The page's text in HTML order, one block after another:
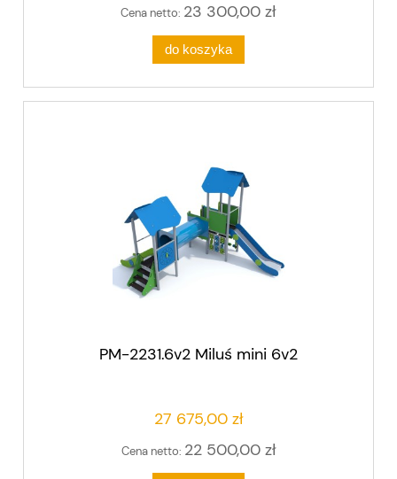
Cena netto: 23 300,00 zł
do koszyka
PM-2231.6v2 Miluś mini 6v2
27 675,00 zł
Cena netto: 22 500,00 zł